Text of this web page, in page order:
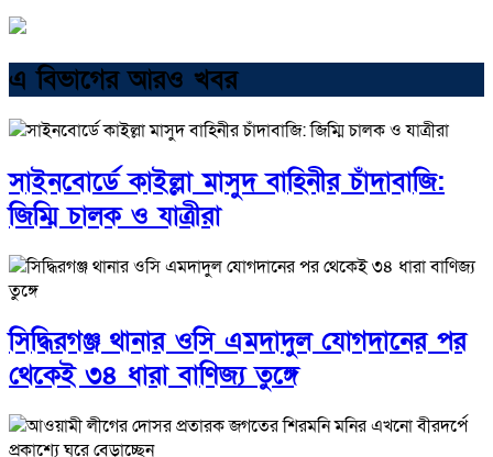
এ বিভাগের আরও খবর
সাইনবোর্ডে কাইল্লা মাসুদ বাহিনীর চাঁদাবাজি:
জিম্মি চালক ও যাত্রীরা
সিদ্ধিরগঞ্জ থানার ওসি এমদাদুল যোগদানের পর
থেকেই ৩৪ ধারা বাণিজ্য তুঙ্গে